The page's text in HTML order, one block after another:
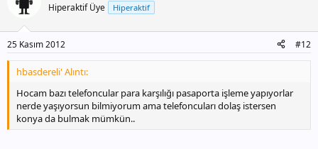
Hiperaktif Üye Hiperaktif
25 Kasım 2012 #12
hbasdereli' Alıntı:
Hocam bazı telefoncular para karşılığı pasaporta işleme yapıyorlar
nerde yaşıyorsun bilmiyorum ama telefoncuları dolaş istersen
konya da bulmak mümkün..